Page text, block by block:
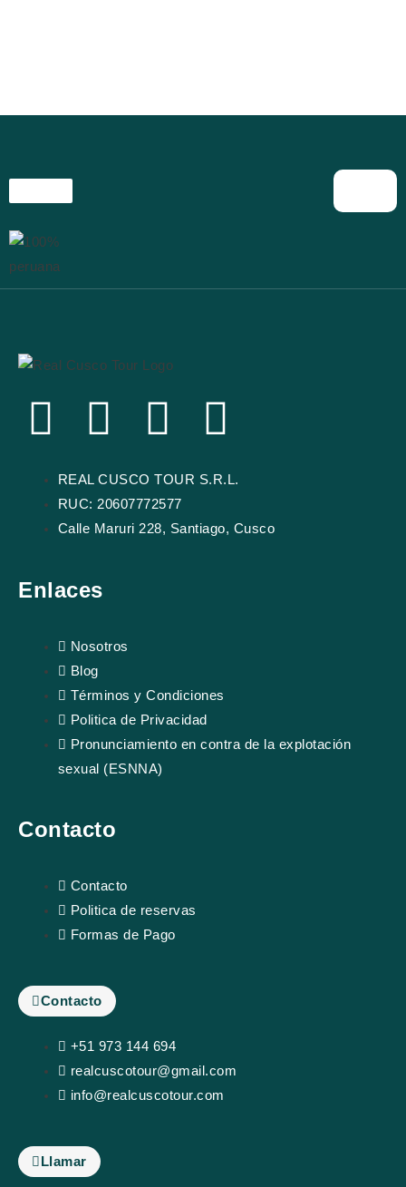
F
a
c
b
o
o
k
Y
o
u
u
b
e
I
n
s
r
a
m
T
r
v
i
REAL CUSCO TOUR S.R.L.
RUC: 20607772577
Calle Maruri 228, Santiago, Cusco
Enlaces
Nosotros
Blog
Términos y Condiciones
Politica de Privacidad
Pronunciamiento en contra de la explotación
sexual (ESNNA)
Contacto
Contacto
Politica de reservas
Formas de Pago
Contacto
+51 973 144 694
realcuscotour@gmail.com
info@realcuscotour.com
Llamar